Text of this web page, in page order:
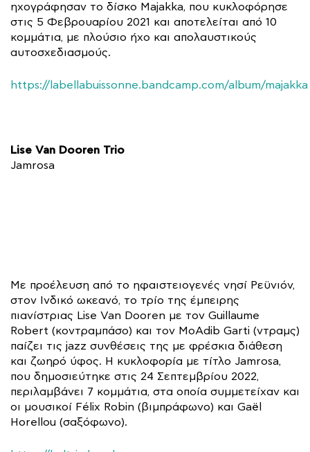
ηχογράφησαν το δίσκο Majakka, που κυκλοφόρησε
στις 5 Φεβρουαρίου 2021 και αποτελείται από 10
κομμάτια, με πλούσιο ήχο και απολαυστικούς
αυτοσχεδιασμούς.
https://labellabuissonne.bandcamp.com/album/majakka
Lise Van Dooren Trio
Jamrosa
Με προέλευση από το ηφαιστειογενές νησί Ρεϋνιόν,
στον Ινδικό ωκεανό, το τρίο της έμπειρης
πιανίστριας Lise Van Dooren με τον Guillaume
Robert (κοντραμπάσο) και τον MoAdib Garti (ντραμς)
παίζει τις jazz συνθέσεις της με φρέσκια διάθεση
και ζωηρό ύφος. Η κυκλοφορία με τίτλο Jamrosa,
που δημοσιεύτηκε στις 24 Σεπτεμβρίου 2022,
περιλαμβάνει 7 κομμάτια, στα οποία συμμετείχαν και
οι μουσικοί Félix Robin (βιμπράφωνο) και Gaël
Horellou (σαξόφωνο).